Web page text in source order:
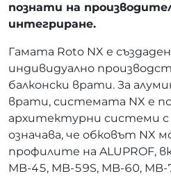
познати на
интегриране.
Гамата Roto NX е
индивидуално
балконски врати. За
врати, системата NX е
архитектурни системи с
означава, че обковът NX
профилите на ALUPROF,
MB-45, MB-59S, MB-60,